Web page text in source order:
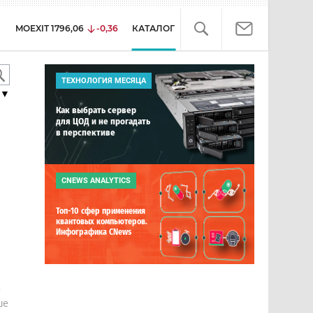
MOEXIT 1796,06 -0,36 КАТАЛОГ
▼
ТЕХНОЛОГИЯ МЕСЯЦА
Как выбрать сервер
для ЦОД и не прогадать
в перспективе
CNEWS ANALYTICS
Топ-10 сфер применения
квантовых компьютеров.
Инфографика CNews